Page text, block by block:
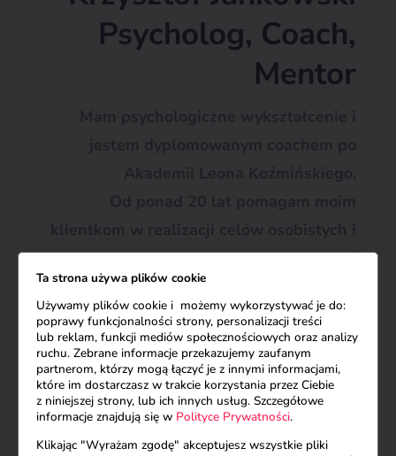
Psycholog, Coach,
Mentor
zawodowych. Pomagam im pokochać
siebie.Motywuję kobiety do osiągnięcia
najwyższego osobistego poziomu poprzez
pokazywanie im szans
i możliwości, nie zaś mówienie im co mają
robić.
Zapraszam Cię, droga Czytelniczko, do
Ta strona używa plików cookie
Używamy plików cookie i możemy wykorzystywać je do:
poprawy funkcjonalności strony, personalizacji treści
lub reklam, funkcji mediów społecznościowych oraz analizy
ruchu. Zebrane informacje przekazujemy zaufanym
partnerom, którzy mogą łączyć je z innymi informacjami,
które im dostarczasz w trakcie korzystania przez Ciebie
z niniejszej strony, lub ich innych usług. Szczegółowe
informacje znajdują się w Polityce Prywatności.
Klikając "Wyrażam zgodę" akceptujesz wszystkie pliki